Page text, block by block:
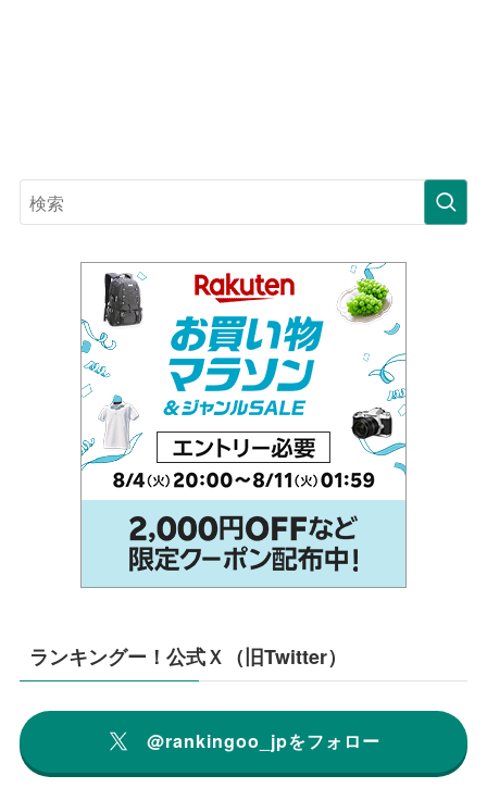
ランキングー！公式Ｘ（旧Twitter）
@rankingoo_jpをフォロー